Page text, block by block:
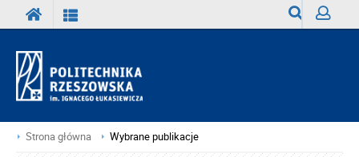
Strona główna Wybrane publikacje